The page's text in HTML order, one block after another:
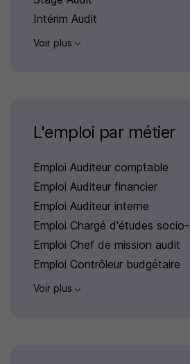
Intérim Audit
Voir plus
L'emploi par métier
Emploi Auditeur comptable
Emploi Auditeur financier
Emploi Auditeur interne
Emploi Chargé d'études
Emploi Chef de mission audit
Emploi Contrôleur budgétaire
Voir plus